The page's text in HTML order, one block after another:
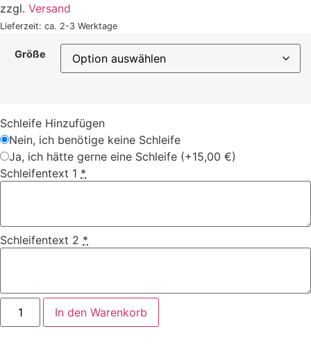
zzgl. Versand
Lieferzeit: ca. 2-3 Werktage
Größe
Schleife Hinzufügen
Nein, ich benötige keine Schleife
Ja, ich hätte gerne eine Schleife (+15,00 €)
Schleifentext 1 *
Schleifentext 2 *
In den Warenkorb